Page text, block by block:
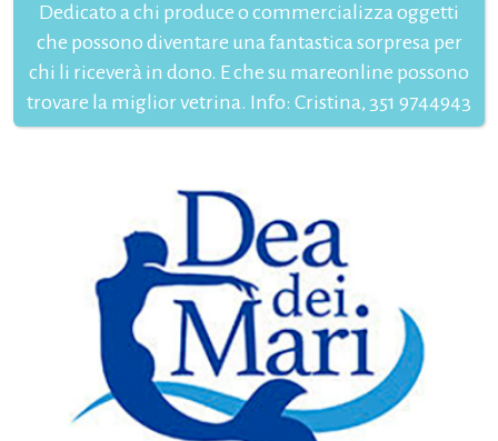
Dedicato a chi produce o commercializza oggetti
che possono diventare una fantastica sorpresa per
chi li riceverà in dono. E che su mareonline possono
trovare la miglior vetrina. Info: Cristina, 351 9744943